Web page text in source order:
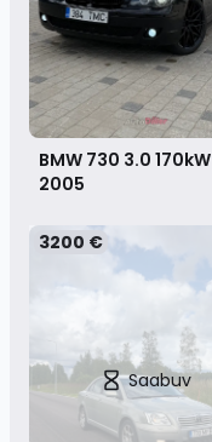
BMW 730 3.0 170kW
2005
Saabuv
3200 €